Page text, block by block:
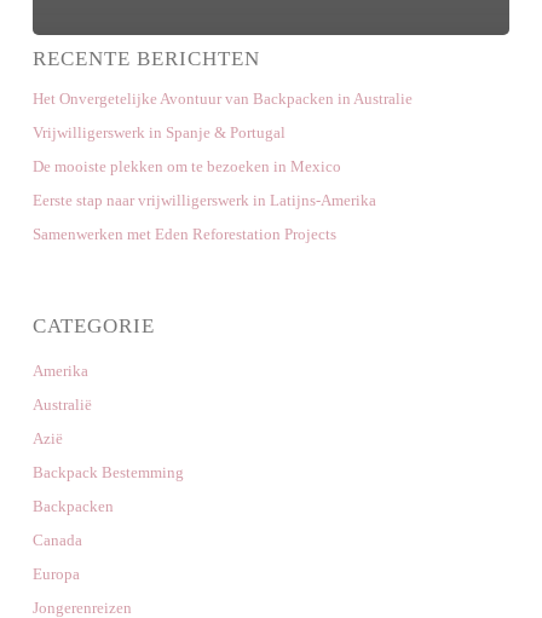
RECENTE BERICHTEN
Het Onvergetelijke Avontuur van Backpacken in Australie
Vrijwilligerswerk in Spanje & Portugal
De mooiste plekken om te bezoeken in Mexico
Eerste stap naar vrijwilligerswerk in Latijns-Amerika
Samenwerken met Eden Reforestation Projects
CATEGORIE
Amerika
Australië
Azië
Backpack Bestemming
Backpacken
Canada
Europa
Jongerenreizen